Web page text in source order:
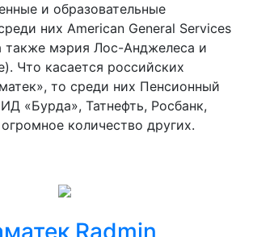
и образовательные
них American General Services
также мэрия Лос-Анджелеса и
Что касается российских
то среди них Пенсионный
«Бурда», Татнефть, Росбанк,
количество других.
Radmin